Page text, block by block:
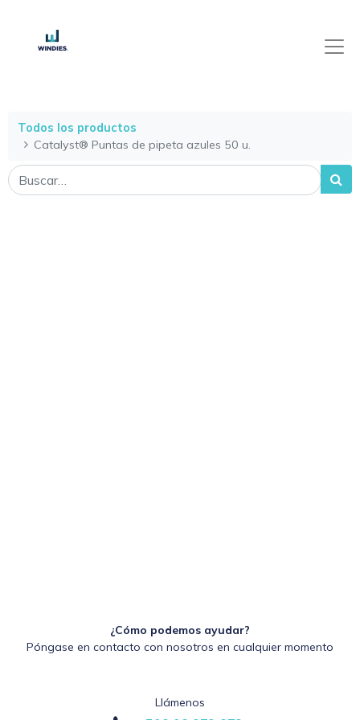
Todos los productos
Catalyst® Puntas de pipeta azules 50 u.
¿Cómo podemos ayudar?
Póngase en contacto con nosotros en cualquier momento
Llámenos